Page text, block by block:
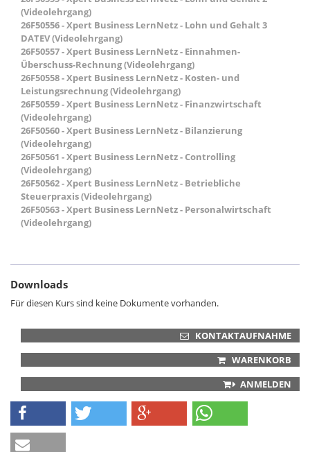
(Videolehrgang)
26F50556 - Xpert Business LernNetz - Lohn und Gehalt 3
DATEV (Videolehrgang)
26F50557 - Xpert Business LernNetz - Einnahmen-
Überschuss-Rechnung (Videolehrgang)
26F50558 - Xpert Business LernNetz - Kosten- und
Leistungsrechnung (Videolehrgang)
26F50559 - Xpert Business LernNetz - Finanzwirtschaft
(Videolehrgang)
26F50560 - Xpert Business LernNetz - Bilanzierung
(Videolehrgang)
26F50561 - Xpert Business LernNetz - Controlling
(Videolehrgang)
26F50562 - Xpert Business LernNetz - Betriebliche
Steuerpraxis (Videolehrgang)
26F50563 - Xpert Business LernNetz - Personalwirtschaft
(Videolehrgang)
Downloads
Für diesen Kurs sind keine Dokumente vorhanden.
KONTAKTAUFNAHME
WARENKORB
ANMELDEN